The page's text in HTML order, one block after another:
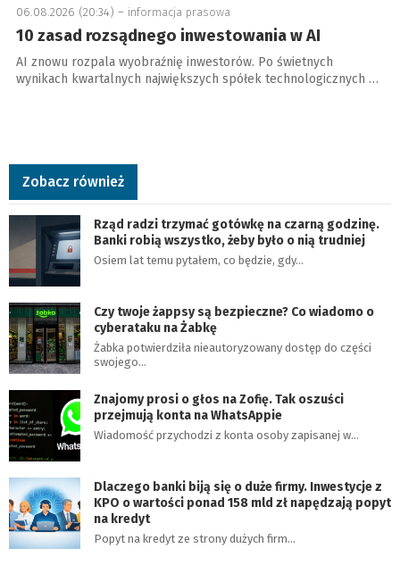
06.08.2026 (20:34) – informacja prasowa
10 zasad rozsądnego inwestowania w AI
AI znowu rozpala wyobraźnię inwestorów. Po świetnych
wynikach kwartalnych największych spółek technologicznych …
Zobacz również
Rząd radzi trzymać gotówkę na czarną godzinę.
Banki robią wszystko, żeby było o nią trudniej
Osiem lat temu pytałem, co będzie, gdy…
Czy twoje żappsy są bezpieczne? Co wiadomo o
cyberataku na Żabkę
Żabka potwierdziła nieautoryzowany dostęp do części
swojego…
Znajomy prosi o głos na Zofię. Tak oszuści
przejmują konta na WhatsAppie
Wiadomość przychodzi z konta osoby zapisanej w…
Dlaczego banki biją się o duże firmy. Inwestycje z
KPO o wartości ponad 158 mld zł napędzają popyt
na kredyt
Popyt na kredyt ze strony dużych firm…